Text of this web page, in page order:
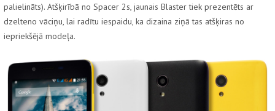
palielināts). Atšķirībā no Spacer 2s, jaunais Blaster tiek prezentēts ar
dzelteno vāciņu, lai radītu iespaidu, ka dizaina ziņā tas atšķiras no
iepriekšējā modeļa.